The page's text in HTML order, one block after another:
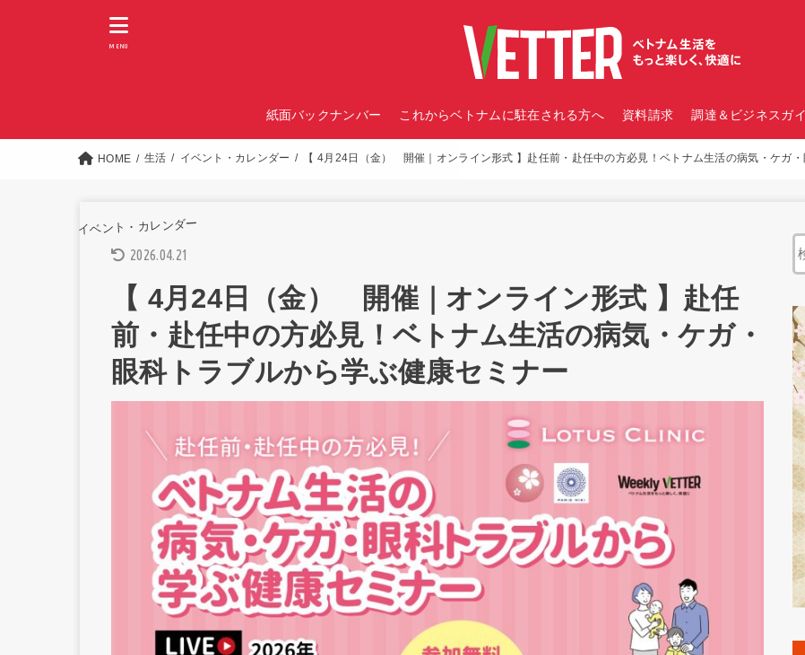
紙面バックナンバー これからベトナムに駐在される方へ 資料請求 調達＆ビジネスガ
MENU
HOME 生活 イベント・カレンダー 【 4月24日（金） 開催｜オンライン形式 】赴任前・赴任中の方必見！ベトナム生活の病気・ケガ
イベント・カレンダー
2026.04.21
【 4月24日（金） 開催｜オンライン形式 】赴任
前・赴任中の方必見！ベトナム生活の病気・ケガ・
眼科トラブルから学ぶ健康セミナー